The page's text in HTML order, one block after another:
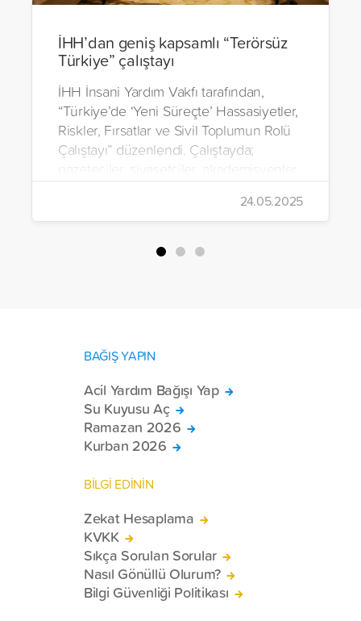
İHH’dan geniş kapsamlı “Terörsüz
Türkiye” çalıştayı
İHH İnsani Yardım Vakfı tarafından,
“Türkiye’de ‘Yeni Süreçte’ Hassasiyetler,
Riskler, Fırsatlar ve Sivil Toplumun Rolü
Çalıştayı” düzenlendi. Çalıştayda;
tarafından 3 farklı oturumda “Terörsüz
Türkiye” sürecine ilişkin görüş ve
öneriler paylaşıldı.
24.05.2025
BAĞIŞ YAPIN
Acil Yardım Bağışı Yap
Su Kuyusu Aç
Ramazan 2026
Kurban 2026
BİLGİ EDİNİN
Zekat Hesaplama
KVKK
Sıkça Sorulan Sorular
Nasıl Gönüllü Olurum?
Bilgi Güvenliği Politikası